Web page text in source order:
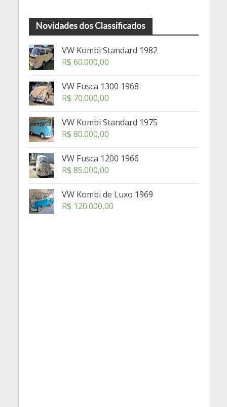
Novidades dos Classificados
VW Kombi Standard 1982
R$ 60.000,00
VW Fusca 1300 1968
R$ 70.000,00
VW Kombi Standard 1975
R$ 80.000,00
VW Fusca 1200 1966
R$ 85.000,00
VW Kombi de Luxo 1969
R$ 120.000,00